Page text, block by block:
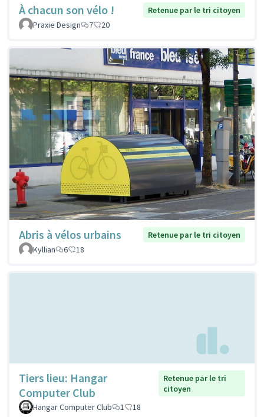
À chacun son vélo !
Retenue par le tri citoyen
Praxie Design
7 20
Abris à vélos urbains
Retenue par le tri citoyen
Kyllian
6 18
Tiers lieu: Hangar
Computer Club
Retenue par le tri
citoyen
Hangar Computer Club
1 18